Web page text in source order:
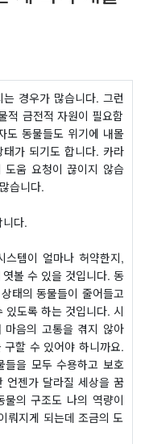
경우가 많습니다. 그런
적 금전적 자원이 필요함
도 동물들도 위기에 내몰
가 되기도 합니다. 카라
도움 요청이 끊이지 않습
습니다.
다.
스템이 얼마나 허약한지,
볼 수 있을 것입니다. 동
태의 동물들이 줄어들고
있도록 하는 것입니다. 시
마음의 고통을 겪지 않아
할 수 있어야 하니까요.
들을 모두 수용하고 보호
언젠가 달라질 세상을 꿈
의 구조도 나의 역량이
뤄지게 되는데 조금의 도